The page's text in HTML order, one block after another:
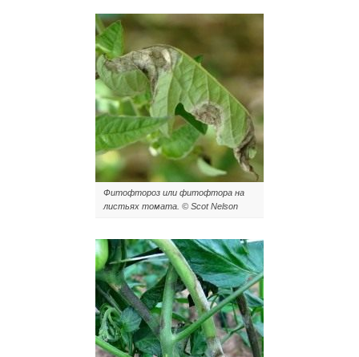
Фитофтороз или фитофтора на
листьях томата. © Scot Nelson